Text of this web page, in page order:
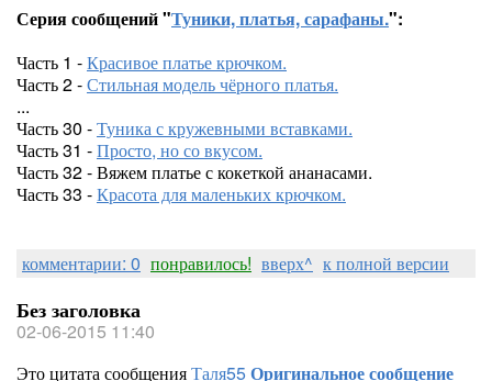
Серия сообщений "Туники, платья, сарафаны.":
Часть 1 -Красивое платье крючком.
Часть 2 -Стильная модель чёрного платья.
...
Часть 30 -Туника с кружевными вставками.
Часть 31 -Просто, но со вкусом.
Часть 32 - Вяжем платье с кокеткой ананасами.
Часть 33 -Красота для маленьких крючком.
комментарии: 0 понравилось! вверх^ к полной версии
Без заголовка
02-06-2015 11:40
Это цитата сообщенияТаля55Оригинальное сообщение